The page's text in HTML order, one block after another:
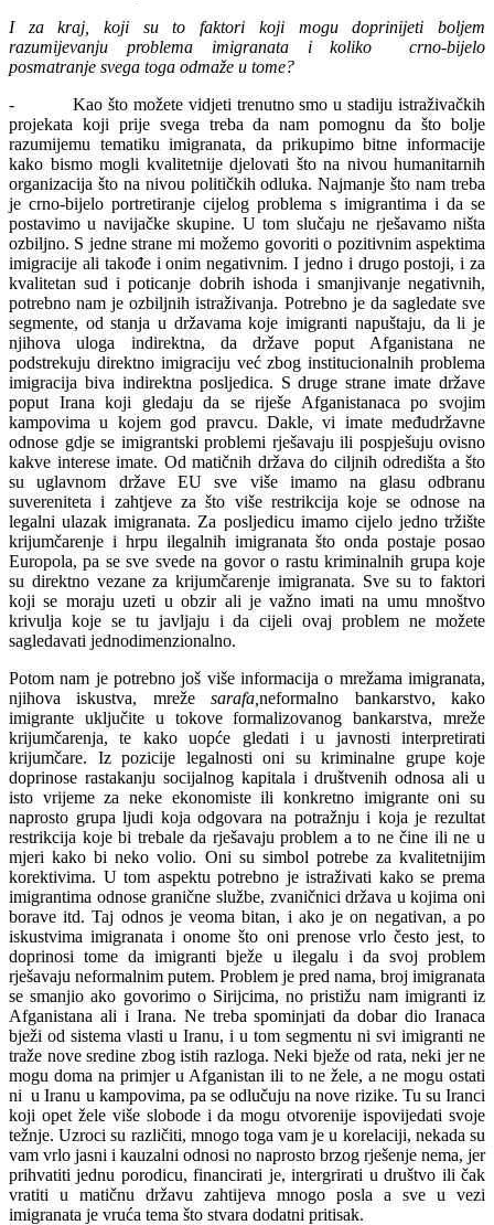
I za kraj, koji su to faktori koji mogu doprinijeti boljem
razumijevanju problema imigranata i koliko crno-bijelo
posmatranje svega toga odmaže u tome?
-
Kao što možete vidjeti trenutno smo u stadiju istraživačkih
projekata koji prije svega treba da nam pomognu da što bolje
razumijemu tematiku imigranata, da prikupimo bitne informacije
kako bismo mogli kvalitetnije djelovati što na nivou humanitarnih
organizacija što na nivou političkih odluka. Najmanje što nam treba
je crno-bijelo portretiranje cijelog problema s imigrantima i da se
postavimo u navijačke skupine. U tom slučaju ne rješavamo ništa
ozbiljno. S jedne strane mi možemo govoriti o pozitivnim aspektima
imigracije ali takođe i onim negativnim. I jedno i drugo postoji, i za
kvalitetan sud i poticanje dobrih ishoda i smanjivanje negativnih,
potrebno nam je ozbiljnih istraživanja. Potrebno je da sagledate sve
segmente, od stanja u državama koje imigranti napuštaju, da li je
njihova uloga indirektna, da države poput Afganistana ne
podstrekuju direktno imigraciju već zbog institucionalnih problema
imigracija biva indirektna posljedica. S druge strane imate države
poput Irana koji gledaju da se riješe Afganistanaca po svojim
kampovima u kojem god pravcu. Dakle, vi imate međudržavne
odnose gdje se imigrantski problemi rješavaju ili pospješuju ovisno
kakve interese imate. Od matičnih država do ciljnih odredišta a što
su uglavnom države EU sve više imamo na glasu odbranu
suvereniteta i zahtjeve za što više restrikcija koje se odnose na
legalni ulazak imigranata. Za posljedicu imamo cijelo jedno tržište
krijumčarenje i hrpu ilegalnih imigranata što onda postaje posao
Europola, pa se sve svede na govor o rastu kriminalnih grupa koje
su direktno vezane za krijumčarenje imigranata. Sve su to faktori
koji se moraju uzeti u obzir ali je važno imati na umu mnoštvo
krivulja koje se tu javljaju i da cijeli ovaj problem ne možete
sagledavati jednodimenzionalno.
Potom nam je potrebno još više informacija o mrežama imigranata,
njihova iskustva, mrežesarafa,neformalno bankarstvo, kako
imigrante uključite u tokove formalizovanog bankarstva, mreže
krijumčarenja, te kako uopće gledati i u javnosti interpretirati
krijumčare. Iz pozicije legalnosti oni su kriminalne grupe koje
doprinose rastakanju socijalnog kapitala i društvenih odnosa ali u
isto vrijeme za neke ekonomiste ili konkretno imigrante oni su
naprosto grupa ljudi koja odgovara na potražnju i koja je rezultat
restrikcija koje bi trebale da rješavaju problem a to ne čine ili ne u
mjeri kako bi neko volio. Oni su simbol potrebe za kvalitetnijim
korektivima. U tom aspektu potrebno je istraživati kako se prema
imigrantima odnose granične službe, zvaničnici država u kojima oni
borave itd. Taj odnos je veoma bitan, i ako je on negativan, a po
iskustvima imigranata i onome što oni prenose vrlo često jest, to
doprinosi tome da imigranti bježe u ilegalu i da svoj problem
rješavaju neformalnim putem. Problem je pred nama, broj imigranata
se smanjio ako govorimo o Sirijcima, no pristižu nam imigranti iz
Afganistana ali i Irana. Ne treba spominjati da dobar dio Iranaca
bježi od sistema vlasti u Iranu, i u tom segmentu ni svi imigranti ne
traže nove sredine zbog istih razloga. Neki bježe od rata, neki jer ne
mogu doma na primjer u Afganistan ili to ne žele, a ne mogu ostati
ni u Iranu u kampovima, pa se odlučuju na nove rizike. Tu su Iranci
koji opet žele više slobode i da mogu otvorenije ispovijedati svoje
težnje. Uzroci su različiti, mnogo toga vam je u korelaciji, nekada su
vam vrlo jasni i kauzalni odnosi no naprosto brzog rješenje nema, jer
prihvatiti jednu porodicu, financirati je, intergrirati u društvo ili čak
vratiti u matičnu državu zahtijeva mnogo posla a sve u vezi
imigranata je vruća tema što stvara dodatni pritisak.